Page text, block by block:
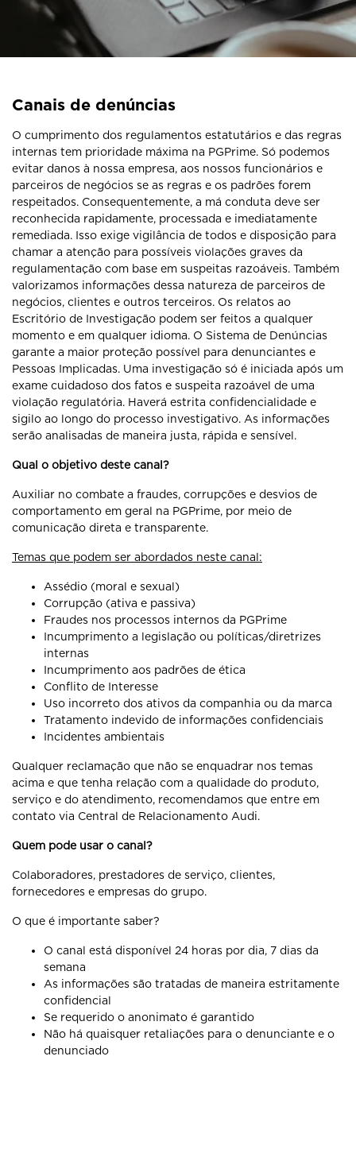
Canais de denúncias
O cumprimento dos regulamentos estatutários e das regras
internas tem prioridade máxima na PGPrime. Só podemos
evitar danos à nossa empresa, aos nossos funcionários e
parceiros de negócios se as regras e os padrões forem
respeitados. Consequentemente, a má conduta deve ser
reconhecida rapidamente, processada e imediatamente
remediada. Isso exige vigilância de todos e disposição para
chamar a atenção para possíveis violações graves da
regulamentação com base em suspeitas razoáveis. Também
valorizamos informações dessa natureza de parceiros de
negócios, clientes e outros terceiros. Os relatos ao
Escritório de Investigação podem ser feitos a qualquer
momento e em qualquer idioma. O Sistema de Denúncias
garante a maior proteção possível para denunciantes e
Pessoas Implicadas. Uma investigação só é iniciada após um
exame cuidadoso dos fatos e suspeita razoável de uma
violação regulatória. Haverá estrita confidencialidade e
sigilo ao longo do processo investigativo. As informações
serão analisadas de maneira justa, rápida e sensível.
Qual o objetivo deste canal?
Auxiliar no combate a fraudes, corrupções e desvios de
comportamento em geral na PGPrime, por meio de
comunicação direta e transparente.
Temas que podem ser abordados neste canal:
Assédio (moral e sexual)
Corrupção (ativa e passiva)
Fraudes nos processos internos da PGPrime
Incumprimento a legislação ou políticas/diretrizes
internas
Incumprimento aos padrões de ética
Conflito de Interesse
Uso incorreto dos ativos da companhia ou da marca
Tratamento indevido de informações confidenciais
Incidentes ambientais
Qualquer reclamação que não se enquadrar nos temas
acima e que tenha relação com a qualidade do produto,
serviço e do atendimento, recomendamos que entre em
contato via Central de Relacionamento Audi.
Quem pode usar o canal?
Colaboradores, prestadores de serviço, clientes,
fornecedores e empresas do grupo.
O que é importante saber?
O canal está disponível 24 horas por dia, 7 dias da
semana
As informações são tratadas de maneira estritamente
confidencial
Se requerido o anonimato é garantido
Não há quaisquer retaliações para o denunciante e o
denunciado